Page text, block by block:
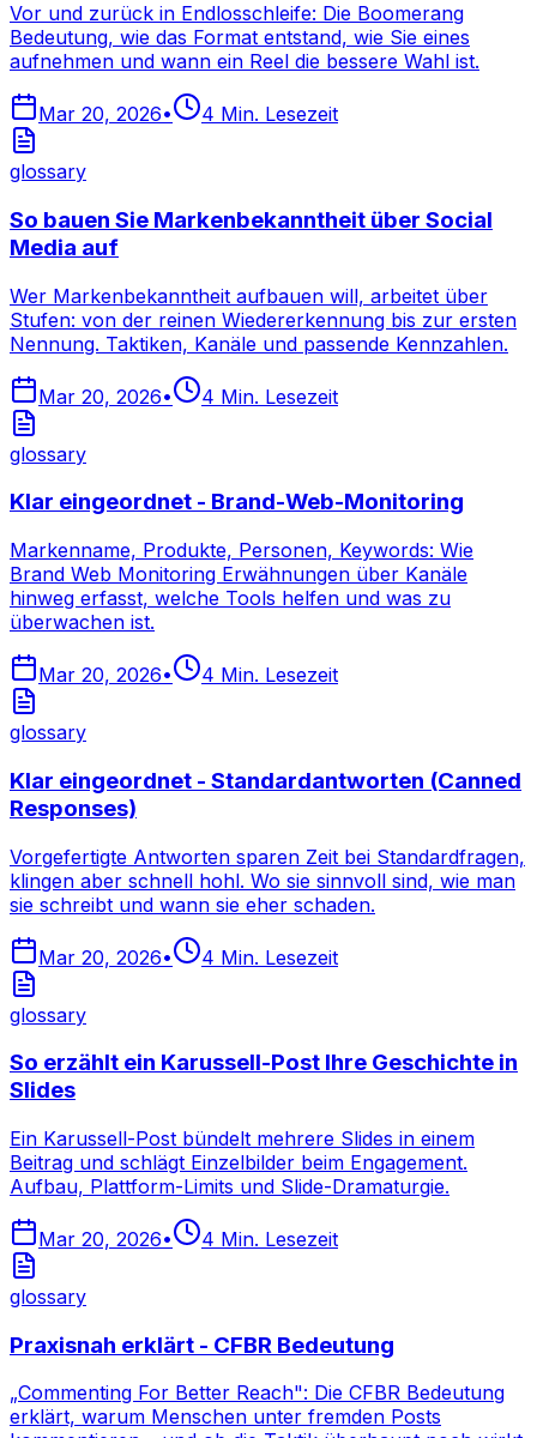
Vor und zurück in Endlosschleife: Die Boomerang
Bedeutung, wie das Format entstand, wie Sie eines
aufnehmen und wann ein Reel die bessere Wahl ist.
Mar 20, 2026• 4 Min. Lesezeit
glossary
So bauen Sie Markenbekanntheit über Social
Media auf
Wer Markenbekanntheit aufbauen will, arbeitet über
Stufen: von der reinen Wiedererkennung bis zur ersten
Nennung. Taktiken, Kanäle und passende Kennzahlen.
Mar 20, 2026• 4 Min. Lesezeit
glossary
Klar eingeordnet - Brand-Web-Monitoring
Markenname, Produkte, Personen, Keywords: Wie
Brand Web Monitoring Erwähnungen über Kanäle
hinweg erfasst, welche Tools helfen und was zu
überwachen ist.
Mar 20, 2026• 4 Min. Lesezeit
glossary
Klar eingeordnet - Standardantworten (Canned
Responses)
Vorgefertigte Antworten sparen Zeit bei Standardfragen,
klingen aber schnell hohl. Wo sie sinnvoll sind, wie man
sie schreibt und wann sie eher schaden.
Mar 20, 2026• 4 Min. Lesezeit
glossary
So erzählt ein Karussell-Post Ihre Geschichte in
Slides
Ein Karussell-Post bündelt mehrere Slides in einem
Beitrag und schlägt Einzelbilder beim Engagement.
Aufbau, Plattform-Limits und Slide-Dramaturgie.
Mar 20, 2026• 4 Min. Lesezeit
glossary
Praxisnah erklärt - CFBR Bedeutung
„Commenting For Better Reach": Die CFBR Bedeutung
erklärt, warum Menschen unter fremden Posts